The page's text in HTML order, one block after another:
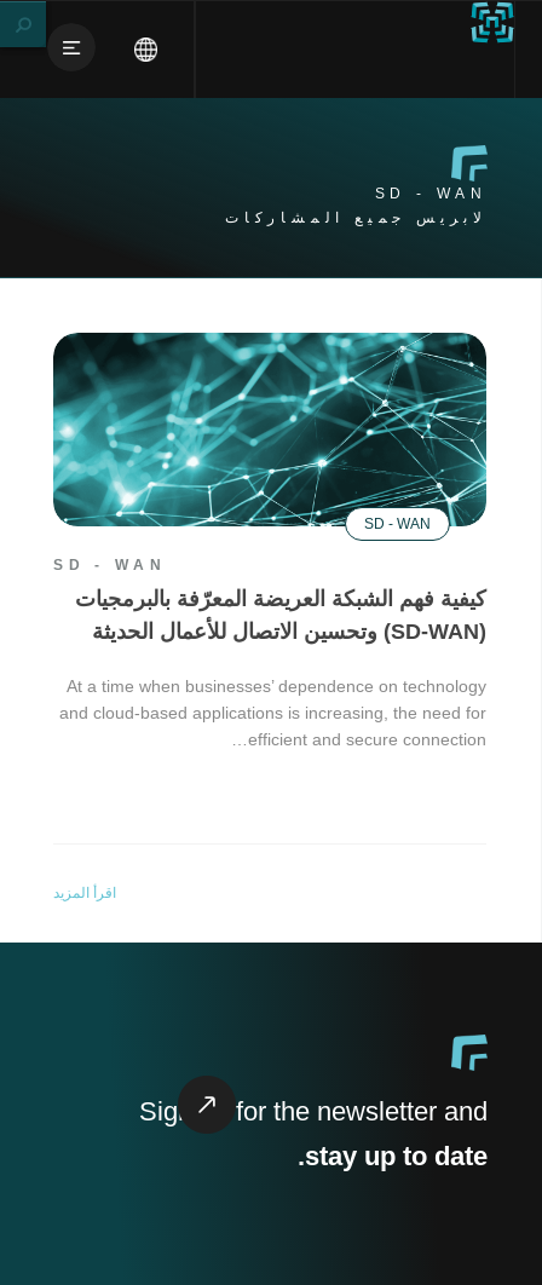
SD - WAN
لابريس جميع المشاركات
SD - WAN
SD - WAN
كيفية فهم الشبكة العريضة المعرّفة بالبرمجيات
(SD-WAN) وتحسين الاتصال للأعمال الحديثة
At a time when businesses’ dependence on technology
and cloud-based applications is increasing, the need for
efficient and secure connection…
اقرأ المزيد
Sign up for the newsletter and
stay up to date.